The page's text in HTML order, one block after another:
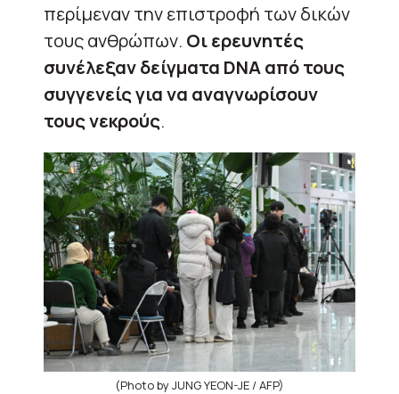
περίμεναν την επιστροφή των δικών
τους ανθρώπων. Οι ερευνητές
συνέλεξαν δείγματα DNA από τους
συγγενείς για να αναγνωρίσουν
τους νεκρούς.
(Photo by JUNG YEON-JE / AFP)